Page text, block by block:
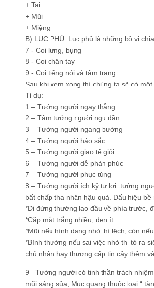
+ Tai
+ Mũi
+ Miệng
B) LỤC PHỦ: Lục phủ là những bộ vị
7 - Coi lưng, bụng
8 - Coi chân tay
9 - Coi tiếng nói và tâm trạng
Sau khi xem xong thì chúng ta sẽ có
Tỉ dụ:
1 – Tướng người ngay thẳng
2 – Tâm tướng người ngu đần
3 – Tướng người ngang bướng
4 – Tướng người háo sắc
5 – Tướng người giao tế giỏi
6 – Tướng người dễ phản phúc
7 – Tướng người phục tùng
8 – Tướng người ích kỷ tư lợi: tướng
bất chấp tha nhân hậu quả. Dấu hiệu bề
*Đi đứng thường lao đầu về phía trước,
*Cặp mắt trắng nhiều, đen ít
*Mũi nếu hình dạng nhỏ thì lệch, còn
*Bình thường nếu sai việc nhỏ thì tỏ ra
chủ nhân hay thượng cấp tin cậy thêm
9 –Tướng người có tinh thần trách
mũi sáng sủa, Mục quang thuộc loại “